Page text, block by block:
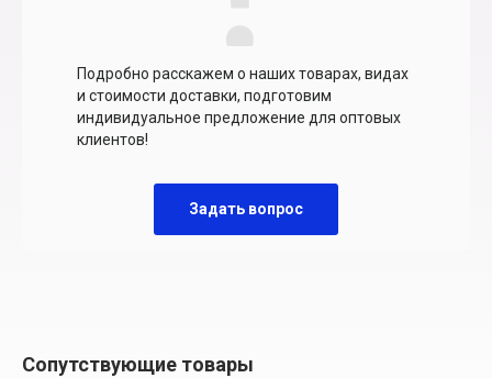
Подробно расскажем о наших товарах, видах
и стоимости доставки, подготовим
индивидуальное предложение для оптовых
клиентов!
Задать вопрос
Сопутствующие товары